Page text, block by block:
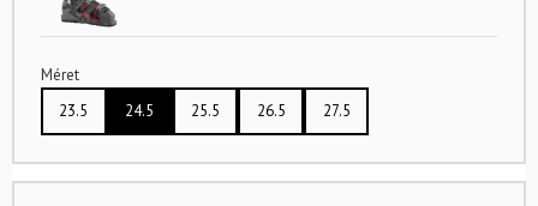
Méret
23.5
24.5 25.5 26.5 27.5